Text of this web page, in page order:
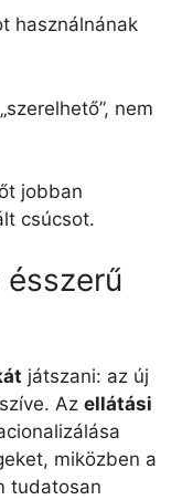
használnának
nem
jobban
csúcsot.
játszani: az új
szíve. Az ellátási
miközben a
tudatosan